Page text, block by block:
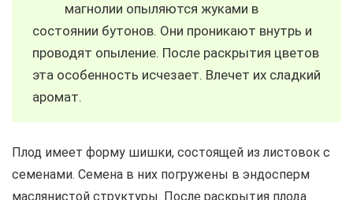
магнолии опыляются жуками в
состоянии бутонов. Они проникают внутрь и
проводят опыление. После раскрытия цветов
эта особенность исчезает. Влечет их сладкий
аромат.
Плод имеет форму шишки, состоящей из листовок с
семенами. Семена в них погружены в эндосперм
маслянистой структуры. После раскрытия плода